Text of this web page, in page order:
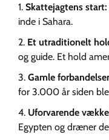
Skattejagtens start:
inde i Sahara.
Et utraditionelt
og guide. Et hold
Gamle
for 3.000 år siden
Uforvarende
Egypten og dræner